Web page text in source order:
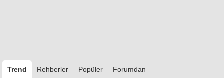
Trend Rehberler Popüler Forumdan